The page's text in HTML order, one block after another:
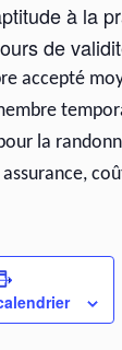
à la
de
accepté
la